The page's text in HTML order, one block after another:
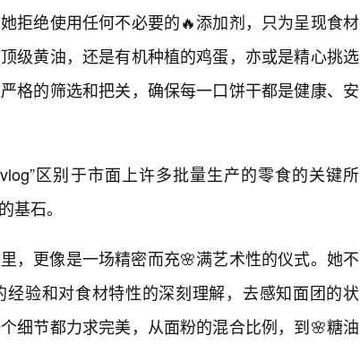
拒绝使用任何不必要的🔥添加剂，只为呈现食材
级黄油，还是有机种植的鸡蛋，亦或是精心挑选
格的筛选和把关，确保每一口饼干都是健康、安
区别于市面上许多批量生产的零食的关键所
基石。
，更像是一场精密而充🌸满艺术性的仪式。她不
验和对食材特性的深刻理解，去感知面团的状
细节都力求完美，从面粉的混合比例，到🌸糖油